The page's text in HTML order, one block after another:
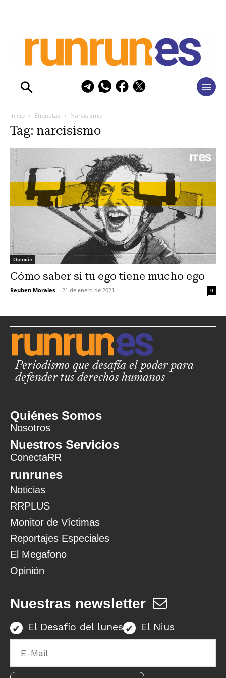
Inicio Etiquetas Narcisismo
Tag: narcisismo
Opinión
Cómo saber si tu ego tiene mucho ego
Reuben Morales - 21 de enero de 2021 0
Periodismo que desafía el poder para
defender tus derechos humanos
Quiénes Somos
Nosotros
Nuestros Servicios
ConectaRR
runrunes
Noticias
RRPLUS
Monitor de Víctimas
Reportajes Especiales
El Megafono
Opinión
Nuestras newsletter
El Desafío del lunes El Nius